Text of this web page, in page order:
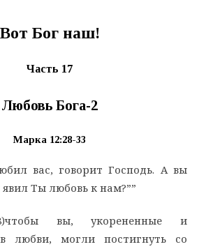
Вот Бог наш!
Часть 17
Любовь Бога-2
Марка 12:28-33
вас, говорит Господь. А вы
явил Ты любовь к нам?””
вы, укорененные и
любви, могли постигнуть со